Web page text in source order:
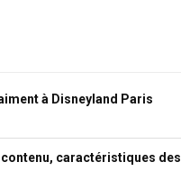
à Disneyland Paris
caractéristiques des